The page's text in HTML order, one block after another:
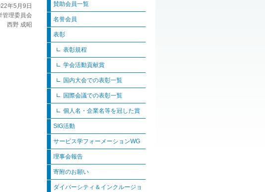
年5月9日
管理委員会
野 成昭
賛助会員一覧
名誉会員
表彰
表彰規程
学会活動貢献賞
国内大会での表彰一覧
国際会議での表彰一覧
個人名・企業名等を冠した賞
SIG活動
サービス学フォーメーションWG
理事会報告
寄附のお願い
ダイバーシティ＆インクルージョ